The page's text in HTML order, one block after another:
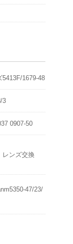
1679-48
3
0907-50
レンズ交換
47/23/